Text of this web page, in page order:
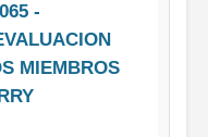
-
MIEMBROS